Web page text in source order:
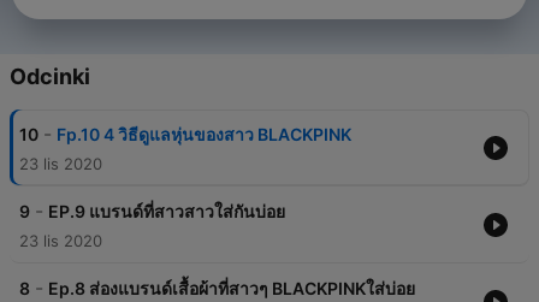
Odcinki
10 - Fp.10 4 วิธีดูแลหุ่นของสาว BLACKPINK
23 lis 2020
9 - EP.9 แบรนด์ที่สาวสาวใส่กันบ่อย
23 lis 2020
8 - Ep.8 ส่องแบรนด์เสื้อผ้าที่สาวๆ BLACKPINKใส่บ่อย